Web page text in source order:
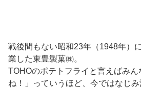
戦後間もない昭和23年（1948年）
業した東豊製菓㈱。
TOHOのポテトフライと言えばみ
ね！」っていうほど、今ではなじみ